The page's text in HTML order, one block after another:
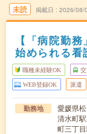
未読 掲載日 2026/08/
【「病院勤
始められる看
職種未経験OK
WEB登録OK 派遣
勤務地
愛媛県
清水町
町三丁